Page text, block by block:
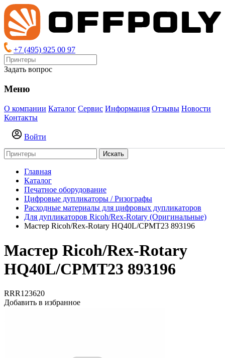
+7 (495) 925 00 97
Задать вопрос
Меню
О компании Каталог Сервис Информация Отзывы Новости
Контакты
Войти
Искать
Главная
Каталог
Печатное оборудование
Цифровые дупликаторы / Ризографы
Расходные материалы для цифровых дупликаторов
Для дупликаторов Ricoh/Rex-Rotary (Оригинальные)
Мастер Ricoh/Rex-Rotary HQ40L/CPMT23 893196
Мастер Ricoh/Rex-Rotary
HQ40L/CPMT23 893196
RRR123620
Добавить в избранное